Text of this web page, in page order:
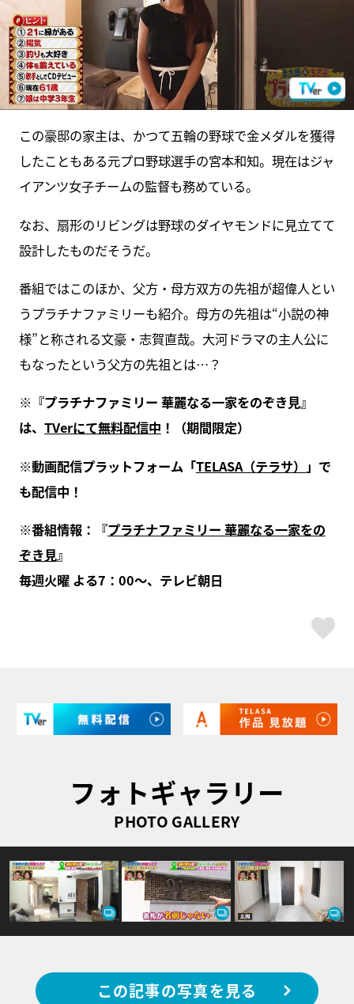
この豪邸の家主は、かつて五輪の野球で金メダルを獲得
したこともある元プロ野球選手の宮本和知。現在はジャ
イアンツ女子チームの監督も務めている。
なお、扇形のリビングは野球のダイヤモンドに見立てて
設計したものだそうだ。
番組ではこのほか、父方・母方双方の先祖が超偉人とい
うプラチナファミリーも紹介。母方の先祖は“小説の神
様”と称される文豪・志賀直哉。大河ドラマの主人公に
もなったという父方の先祖とは…？
※『プラチナファミリー 華麗なる一家をのぞき見』
は、 TVerにて無料配信中 ！（期間限定）
※動画配信プラットフォーム「TELASA（テラサ） 」で
も配信中！
※番組情報：『プラチナファミリー 華麗なる一家をの
ぞき見』
毎週火曜 よる7：00～、テレビ朝日
フォトギャラリー
PHOTO GALLERY
この記事の写真を見る